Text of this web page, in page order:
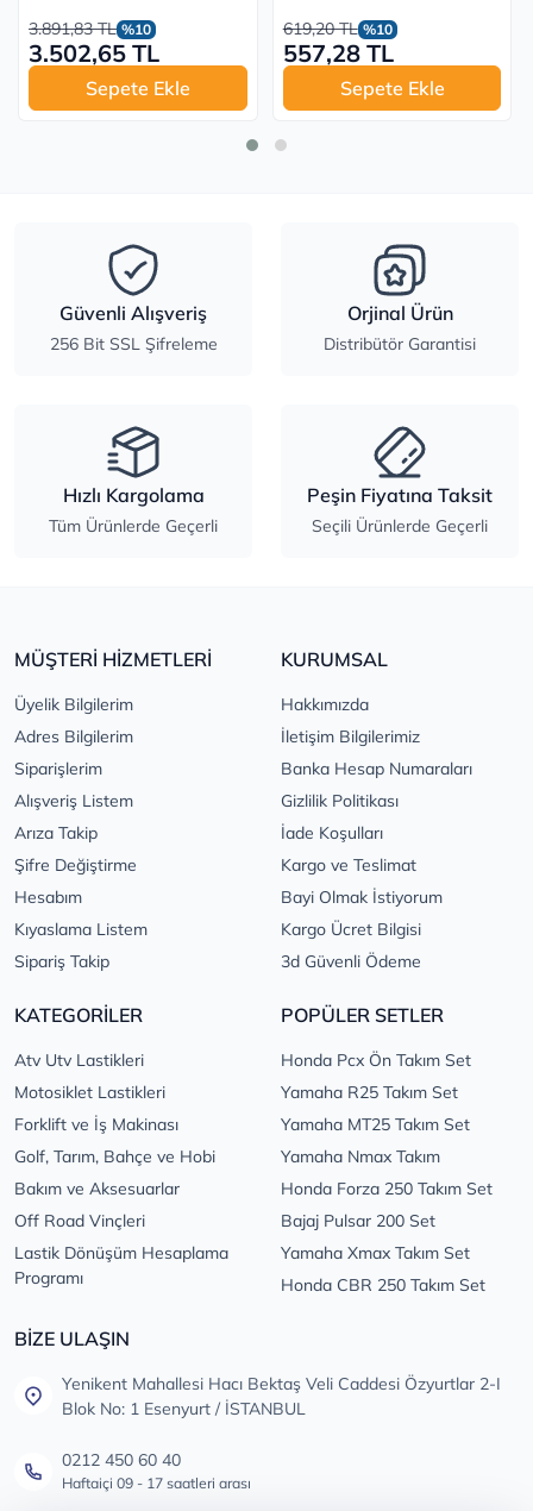
3.891,83 TL %10
3.502,65 TL
Sepete Ekle
619,20 TL %10
557,28 TL
Sepete Ekle
Güvenli Alışveriş
256 Bit SSL Şifreleme
Orjinal Ürün
Distribütör Garantisi
Hızlı Kargolama
Tüm Ürünlerde Geçerli
Peşin Fiyatına Taksit
Seçili Ürünlerde Geçerli
MÜŞTERİ HİZMETLERİ
Üyelik Bilgilerim
Adres Bilgilerim
Siparişlerim
Alışveriş Listem
Arıza Takip
Şifre Değiştirme
Hesabım
Kıyaslama Listem
Sipariş Takip
KURUMSAL
Hakkımızda
İletişim Bilgilerimiz
Banka Hesap Numaraları
Gizlilik Politikası
İade Koşulları
Kargo ve Teslimat
Bayi Olmak İstiyorum
Kargo Ücret Bilgisi
3d Güvenli Ödeme
KATEGORİLER
Atv Utv Lastikleri
Motosiklet Lastikleri
Forklift ve İş Makinası
Golf, Tarım, Bahçe ve Hobi
Bakım ve Aksesuarlar
Off Road Vinçleri
Lastik Dönüşüm Hesaplama
Programı
POPÜLER SETLER
Honda Pcx Ön Takım Set
Yamaha R25 Takım Set
Yamaha MT25 Takım Set
Yamaha Nmax Takım
Honda Forza 250 Takım Set
Bajaj Pulsar 200 Set
Yamaha Xmax Takım Set
Honda CBR 250 Takım Set
BİZE ULAŞIN
Yenikent Mahallesi Hacı Bektaş Veli Caddesi Özyurtlar 2-I
Blok No: 1 Esenyurt / İSTANBUL
0212 450 60 40
Haftaiçi 09 - 17 saatleri arası